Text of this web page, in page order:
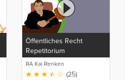
Öffentliches Recht
Repetitorium
RA Kai Renken
(25)